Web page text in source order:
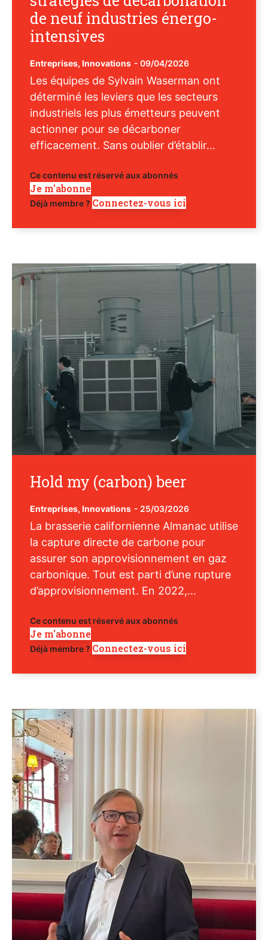
de neuf industries énergo-
intensives
Entreprises, Innovations - 09/04/2026
Les équipes de Sylvain Waserman ont
déterminé les leviers que les secteurs
industriels les plus émetteurs peuvent
actionner pour se décarboner
efficacement. Sans oublier d’établir...
Ce contenu est réservé aux abonnés
Je m'abonne
Déjà membre ? Connectez-vous ici
Hold my (carbon) beer
Entreprises, Innovations - 25/03/2026
La brasserie californienne Almanac utilise
la capture directe de carbone pour
assurer son approvisionnement en gaz
carbonique. Tout est parti d’une rupture
d’approvisionnement. En 2022,...
Ce contenu est réservé aux abonnés
Je m'abonne
Déjà membre ? Connectez-vous ici